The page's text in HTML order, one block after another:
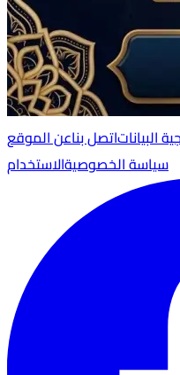
عن الموقعاتصل بناالبيانات
الاستخدامسياسة الخصوصية